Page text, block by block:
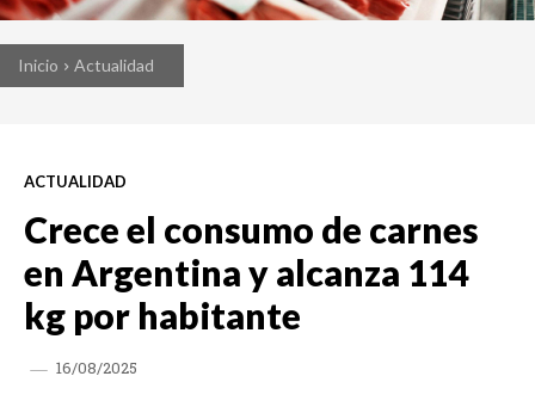
Inicio Actualidad
ACTUALIDAD
Crece el consumo de carnes
en Argentina y alcanza 114
kg por habitante
16/08/2025